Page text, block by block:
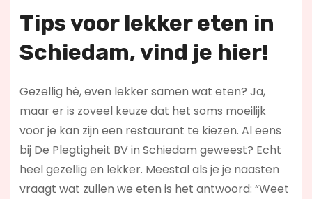
Tips voor lekker eten in
Schiedam, vind je hier!
Gezellig hè, even lekker samen wat eten? Ja,
maar er is zoveel keuze dat het soms moeilijk
voor je kan zijn een restaurant te kiezen. Al eens
bij De Plegtigheit BV in Schiedam geweest? Echt
heel gezellig en lekker. Meestal als je je naasten
vraagt wat zullen we eten is het antwoord: “Weet